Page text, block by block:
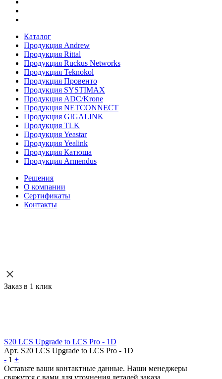
Каталог
Продукция Andrew
Продукция Rittal
Продукция Ruckus Networks
Продукция Teknokol
Продукция Провенто
Продукция SYSTIMAX
Продукция ADC/Krone
Продукция NETCONNECT
Продукция GIGALINK
Продукция TLK
Продукция Yeastar
Продукция Yealink
Продукция Катюша
Продукция Armendus
Решения
О компании
Сертификаты
Контакты
Заказ в 1 клик
S20 LCS Upgrade to LCS Pro - 1D
Арт. S20 LCS Upgrade to LCS Pro - 1D
- 1 +
Оставьте ваши контактные данные. Наши менеджеры
свяжутся с вами для уточнения деталей заказа.